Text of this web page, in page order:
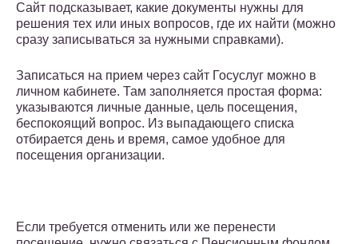
Сайт подсказывает, какие документы нужны для
решения тех или иных вопросов, где их найти (можно
сразу записываться за нужными справками).
Записаться на прием через сайт Госуслуг можно в
личном кабинете. Там заполняется простая форма:
указываются личные данные, цель посещения,
беспокоящий вопрос. Из выпадающего списка
отбирается день и время, самое удобное для
посещения организации.
Если требуется отменить или же перенести